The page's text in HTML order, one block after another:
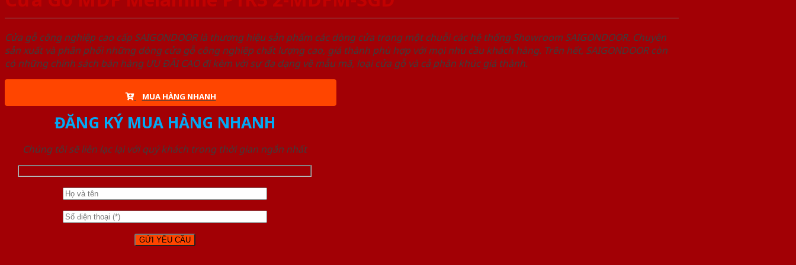
Cửa gỗ công nghiệp cao cấp SAIGONDOOR là thương hiệu sản phẩm các dòng cửa trong một chuỗi các hệ thống Showroom SAIGONDOOR. Chuyên
sản xuất và phân phối những dòng cửa gỗ công nghiệp chất lượng cao, giá thành phù hợp với mọi nhu cầu khách hàng. Trên hết, SAIGONDOOR còn
có những chính sách bán hàng ƯU ĐÃI CAO đi kèm với sự đa dạng về mẫu mã, loại cửa gỗ và cả phân khúc giá thành.
MUA HÀNG NHANH
ĐĂNG KÝ MUA HÀNG NHANH
Chúng tôi sẽ liên lạc lại với quý khách trong thời gian ngắn nhất